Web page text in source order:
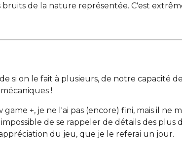
bruits de la nature représentée. C'est
si on le fait à plusieurs, de notre capacité
!
+, je ne l'ai pas (encore) fini, mais il ne
de se rappeler de détails des plus
du jeu, que je le referai un jour.